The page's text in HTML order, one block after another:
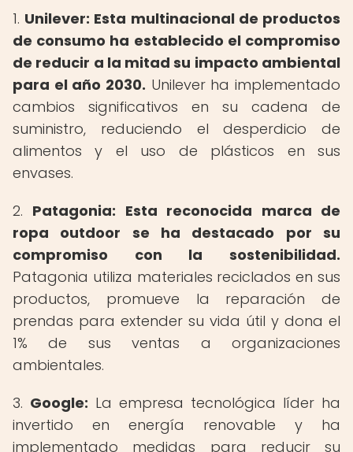
1. Unilever: Esta multinacional de productos
de consumo ha establecido el compromiso
de reducir a la mitad su impacto ambiental
para el año 2030. Unilever ha implementado
cambios significativos en su cadena de
suministro, reduciendo el desperdicio de
alimentos y el uso de plásticos en sus
envases.
2. Patagonia: Esta reconocida marca de
ropa outdoor se ha destacado por su
compromiso con la sostenibilidad.
Patagonia utiliza materiales reciclados en sus
productos, promueve la reparación de
prendas para extender su vida útil y dona el
1% de sus ventas a organizaciones
ambientales.
3. Google: La empresa tecnológica líder ha
invertido en energía renovable y ha
implementado medidas para reducir su